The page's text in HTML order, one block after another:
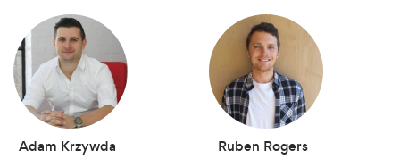
Adam Krzywda Ruben Rogers